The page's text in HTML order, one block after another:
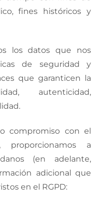
fines históricos y
los datos que nos
de seguridad y
que garanticen la
autenticidad,
compromiso con el
proporcionamos a
(en adelante,
adicional que
en el RGPD: